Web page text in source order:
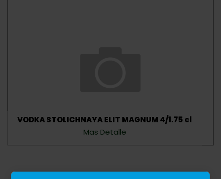
VODKA STOLICHNAYA ELIT MAGNUM 4/1.75 cl
Mas Detalle